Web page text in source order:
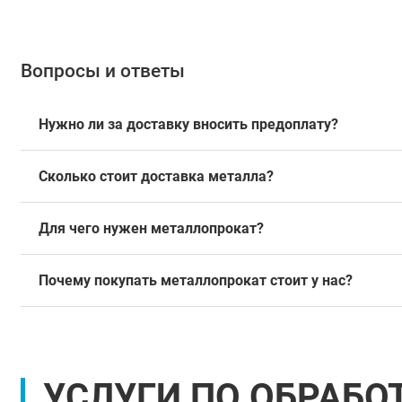
Вопросы и ответы
Нужно ли за доставку вносить предоплату?
Сколько стоит доставка металла?
Для чего нужен металлопрокат?
Почему покупать металлопрокат стоит у нас?